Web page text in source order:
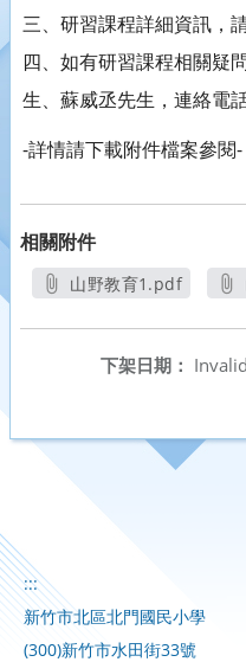
三、研習課程詳細資訊，
四、如有研習課程相關疑
生、蘇威丞先生，連絡電
-詳情請下載附件檔案參閱-
相關附件
山野教育1.pdf
下架日期：
:::
新竹市北區北門國民小學
(300)新竹市水田街33號